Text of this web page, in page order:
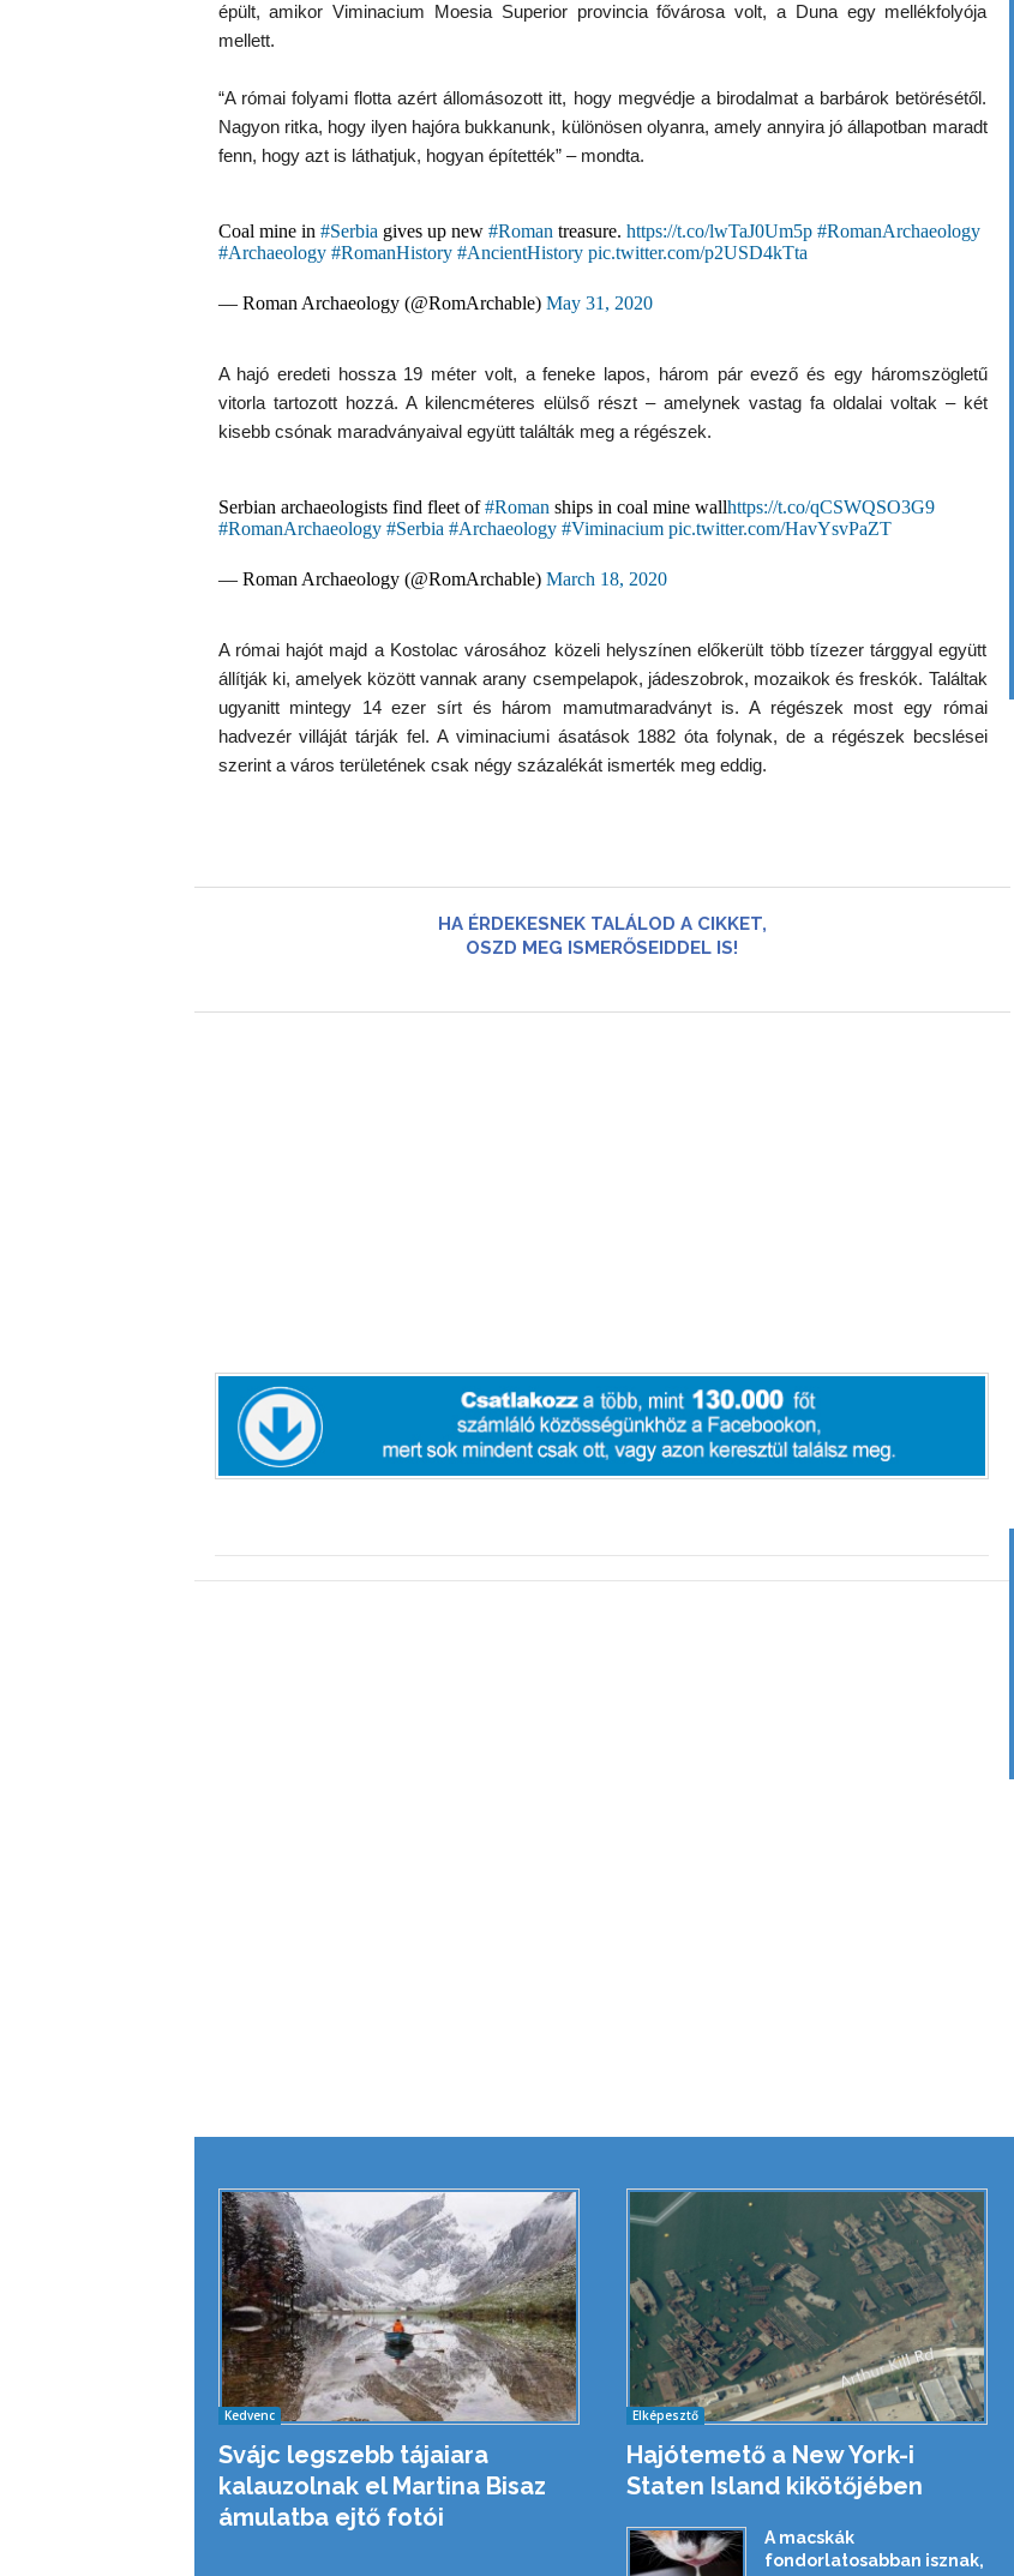
épült, amikor Viminacium Moesia Superior provincia fővárosa volt, a Duna egy mellékfolyója
mellett.
“A római folyami flotta azért állomásozott itt, hogy megvédje a birodalmat a barbárok betörésétől.
Nagyon ritka, hogy ilyen hajóra bukkanunk, különösen olyanra, amely annyira jó állapotban maradt
fenn, hogy azt is láthatjuk, hogyan építették” – mondta.
Coal mine in #Serbia gives up new #Roman treasure. https://t.co/lwTaJ0Um5p #RomanArchaeology
#Archaeology #RomanHistory #AncientHistory pic.twitter.com/p2USD4kTta
— Roman Archaeology (@RomArchable) May 31, 2020
A hajó eredeti hossza 19 méter volt, a feneke lapos, három pár evező és egy háromszögletű
vitorla tartozott hozzá. A kilencméteres elülső részt – amelynek vastag fa oldalai voltak – két
kisebb csónak maradványaival együtt találták meg a régészek.
Serbian archaeologists find fleet of#Roman ships in coal mine wallhttps://t.co/qCSWQSO3G9
#RomanArchaeology #Serbia #Archaeology #Viminacium pic.twitter.com/HavYsvPaZT
— Roman Archaeology (@RomArchable) March 18, 2020
A római hajót majd a Kostolac városához közeli helyszínen előkerült több tízezer tárggyal együtt
állítják ki, amelyek között vannak arany csempelapok, jádeszobrok, mozaikok és freskók. Találtak
ugyanitt mintegy 14 ezer sírt és három mamutmaradványt is. A régészek most egy római
hadvezér villáját tárják fel. A viminaciumi ásatások 1882 óta folynak, de a régészek becslései
szerint a város területének csak négy százalékát ismerték meg eddig.
HA ÉRDEKESNEK TALÁLOD A CIKKET,
OSZD MEG ISMERŐSEIDDEL IS!
Kedvenc
Svájc legszebb tájaiara
kalauzolnak el Martina Bisaz
ámulatba ejtő fotói
Elképesztő
Hajótemető a New York-i
Staten Island kikötőjében
A macskák
fondorlatosabban isznak,